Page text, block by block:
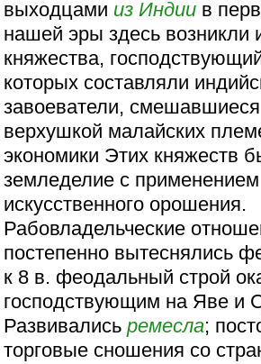
выходцами из Индии в
нашей эры здесь возникли
княжества,
которых составляли
завоеватели,
верхушкой малайских
экономики Этих княжеств
земледелие с применением
искусственного орошения.
Рабовладельческие
постепенно вытеснялись
к 8 в. феодальный строй
господствующим на Яве и
Развивалисьремесла;
торговые сношения со